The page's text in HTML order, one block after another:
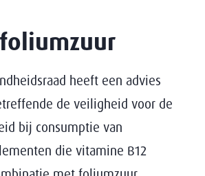
heeft een advies
de veiligheid voor de
bij consumptie van
die vitamine B12